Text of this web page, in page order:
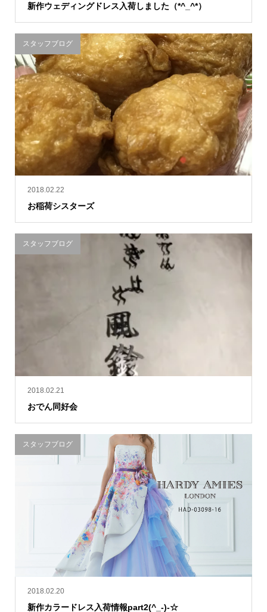
新作ウェディングドレス入荷しました（*^_^*）
2018.02.22
お稲荷シスターズ
スタッフブログ
2018.02.21
おでん同好会
スタッフブログ
2018.02.20
新作カラードレス入荷情報part2(^_-)-☆
スタッフブログ